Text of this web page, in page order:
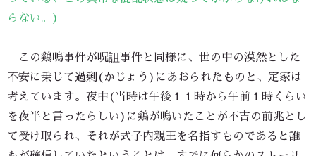
らない。)
この鶏鳴事件が呪詛事件と同様に、世の中の漠然とした
不安に乗じて過剰(かじょう)にあおられたものと、定家は
考えています。夜中(当時は午後１１時から午前１時くらい
を夜半と言ったらしい)に鶏が鳴いたことが不吉の前兆とし
て受け取られ、それが式子内親王を名指すものであると誰